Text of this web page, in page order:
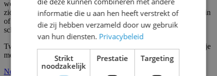
weerbestendig en zo helder dat het beeld ook bij fel zonlicht goed
zichtbaar blijft. Op een marktplein, een sportpark, een festivalterrein
of een bedrijventerrein in Wijk en Aalburg, een outdoor LED
scherm valt altijd op en bereikt iedereen.
Twijfel je wat het beste past? Onze specialisten denken graag met je
mee.
Neem gerust contact op
informatie die u aan hen heeft verstrekt of
die zij hebben verzameld door uw gebruik
van hun diensten. Privacybeleid
Strikt
noodzakelijk
Prestatie Targeting